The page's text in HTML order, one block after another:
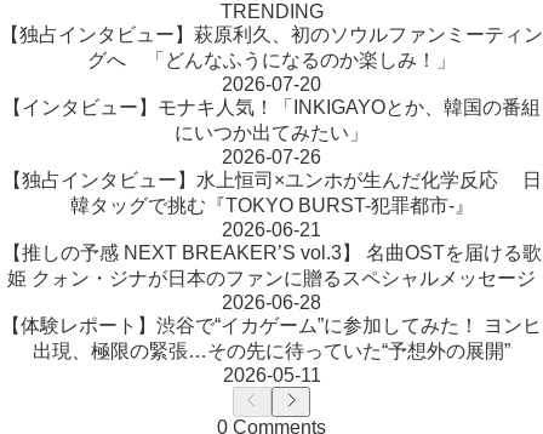
TRENDING
【独占インタビュー】萩原利久、初のソウルファンミーティン
グへ 「どんなふうになるのか楽しみ！」
2026-07-20
【インタビュー】モナキ人気！「INKIGAYOとか、韓国の番組
にいつか出てみたい」
2026-07-26
【独占インタビュー】水上恒司×ユンホが生んだ化学反応 日
韓タッグで挑む『TOKYO BURST-犯罪都市-』
2026-06-21
【推しの予感 NEXT BREAKER’S vol.3】 名曲OSTを届ける歌
姫 クォン・ジナが日本のファンに贈るスペシャルメッセージ
2026-06-28
【体験レポート】渋谷で“イカゲーム”に参加してみた！ ヨンヒ
出現、極限の緊張…その先に待っていた“予想外の展開”
2026-05-11
0 Comments